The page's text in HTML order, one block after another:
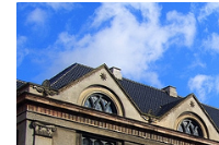
Qidirish
Kirish